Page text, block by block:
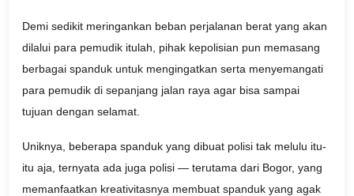
Demi sedikit meringankan beban perjalanan berat yang akan
dilalui para pemudik itulah, pihak kepolisian pun memasang
berbagai spanduk untuk mengingatkan serta menyemangati
para pemudik di sepanjang jalan raya agar bisa sampai
tujuan dengan selamat.
Uniknya, beberapa spanduk yang dibuat polisi tak melulu itu-
itu aja, ternyata ada juga polisi — terutama dari Bogor, yang
memanfaatkan kreativitasnya membuat spanduk yang agak